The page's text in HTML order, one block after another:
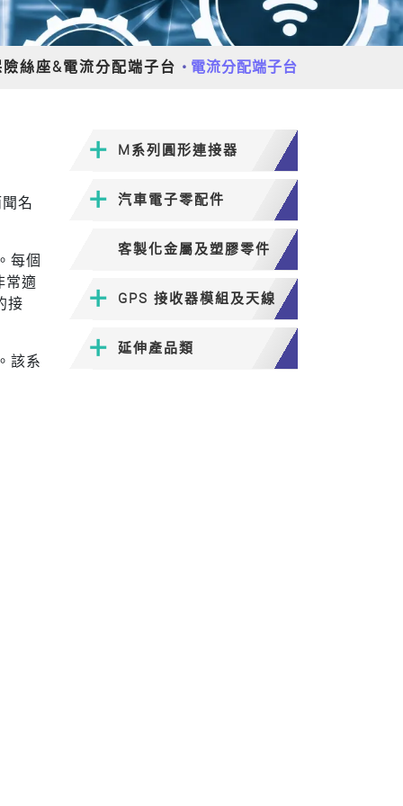
險絲座&電流分配端子台 電流分配端子台
名
每個
常適
接
該系
M系列圓形連接器
汽車電子零配件
客製化金屬及塑膠零件
GPS 接收器模組及天線
延伸產品類